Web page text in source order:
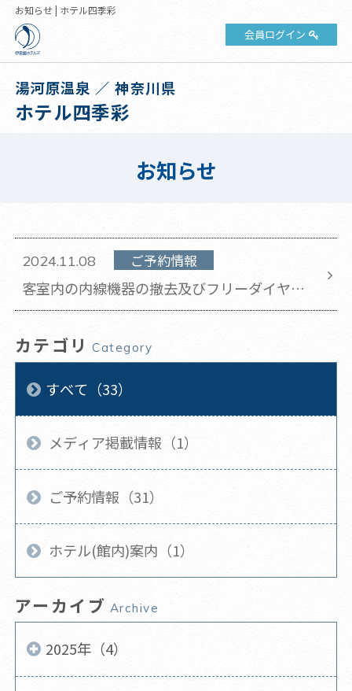
お知らせ | ホテル四季彩
会員ログイン
湯河原温泉 ／ 神奈川県
ホテル四季彩
お知らせ
2024.11.08 ご予約情報
客室内の内線機器の撤去及びフリーダイヤル
への切り替えに関するお知らせ
カテゴリ Category
すべて（33）
メディア掲載情報（1）
ご予約情報（31）
ホテル(館内)案内（1）
アーカイブ Archive
2025年（4）